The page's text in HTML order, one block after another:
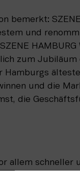
bemerkt:
und
zum
und die
die
allem schneller
Kunst und